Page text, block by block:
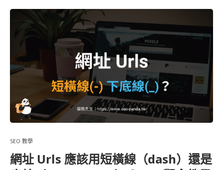
SEO 教學
網址 Urls 應該用短橫線（dash）還是